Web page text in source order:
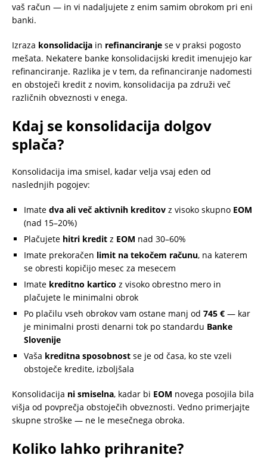
vaš račun — in vi nadaljujete z enim samim obrokom pri eni
banki.
Izraza konsolidacija in refinanciranje se v praksi pogosto
mešata. Nekatere banke konsolidacijski kredit imenujejo kar
refinanciranje. Razlika je v tem, da refinanciranje nadomesti
en obstoječi kredit z novim, konsolidacija pa združi več
različnih obveznosti v enega.
Kdaj se konsolidacija dolgov
splača?
Konsolidacija ima smisel, kadar velja vsaj eden od
naslednjih pogojev:
Imate dva ali več aktivnih kreditov z visoko skupno EOM
(nad 15–20%)
Plačujete hitri kredit z EOM nad 30–60%
Imate prekoračen limit na tekočem računu, na katerem
se obresti kopičijo mesec za mesecem
Imate kreditno kartico z visoko obrestno mero in
plačujete le minimalni obrok
Po plačilu vseh obrokov vam ostane manj od 745 € — kar
je minimalni prosti denarni tok po standardu Banke
Slovenije
Vaša kreditna sposobnost se je od časa, ko ste vzeli
obstoječe kredite, izboljšala
Konsolidacija ni smiselna, kadar bi EOM novega posojila bila
višja od povprečja obstoječih obveznosti. Vedno primerjajte
skupne stroške — ne le mesečnega obroka.
Koliko lahko prihranite?